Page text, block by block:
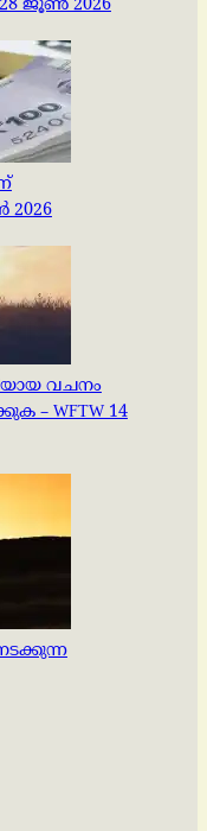
28 ജൂൺ 2026
2026
വചനം
– WFTW 14